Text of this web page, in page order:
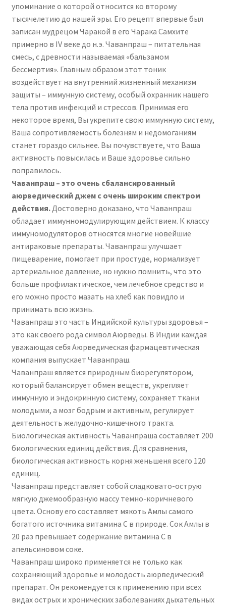
упоминание о которой относится ко второму
тысячелетию до нашей эры. Его рецепт впервые был
записан мудрецом Чаракой в его Чарака Самхите
примерно в IV веке до н.э. Чаванпраш – питательная
смесь, с древности называемая «бальзамом
бессмертия». Главным образом этот тоник
воздействует на внутренний жизненный механизм
защиты – иммунную систему, особый охранник нашего
тела против инфекций и стрессов. Принимая его
некоторое время, Вы укрепите свою иммунную систему,
Ваша сопротивляемость болезням и недомоганиям
станет гораздо сильнее. Вы почувствуете, что Ваша
активность повысилась и Ваше здоровье сильно
поправилось.
Чаванпраш – это очень сбалансированный
аюрведический джем с очень широким спектром
действия.Достоверно доказано, что Чаванпраш
обладает иммунномодулирующим действием. К классу
иммуномодуляторов относятся многие новейшие
антираковые препараты. Чаванпраш улучшает
пищеварение, помогает при простуде, нормализует
артериальное давление, но нужно помнить, что это
больше профилактическое, чем лечебное средство и
его можно просто мазать на хлеб как повидло и
принимать всю жизнь.
Чаванпраш это часть Индийской культуры здоровья –
это как своего рода символ Аюрведы. В Индии каждая
уважающая себя Аюрведическая фармацевтическая
компания выпускает Чаванпраш.
Чаванпраш является природным биорегулятором,
который балансирует обмен веществ, укрепляет
иммунную и эндокринную систему, сохраняет ткани
молодыми, а мозг бодрым и активным, регулирует
деятельность желудочно-кишечного тракта.
Биологическая активность Чаванпраша составляет 200
биологических единиц действия. Для сравнения,
биологическая активность корня женьшеня всего 120
единиц.
Чаванпраш представляет собой сладковато-острую
мягкую джемообразную массу темно-коричневого
цвета. Основу его составляет мякоть Амлы самого
богатого источника витамина С в природе. Сок Амлы в
20 раз превышает содержание витамина С в
апельсиновом соке.
Чаванпраш широко применяется не только как
сохраняющий здоровье и молодость аюрведический
препарат. Он рекомендуется к применению при всех
видах острых и хронических заболеваниях дыхательных